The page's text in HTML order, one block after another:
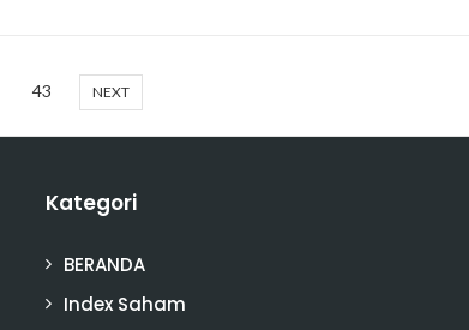
43 NEXT
Kategori
BERANDA
Index Saham